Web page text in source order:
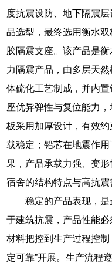
度抗震设防、地下隔震
品选型，最终选用衡水
胶隔震支座。该产品是
力隔震产品，由多层天
体硫化工艺制成，并内
座优异弹性与复位能力
板采用加厚设计，有效
载稳定；铅芯在地震作
果，产品承载力强、变
宿舍的结构特点与高抗震
稳定的产品表现，
于建筑抗震，产品性能
材料把控到生产过程控
定可靠”开展。生产流程